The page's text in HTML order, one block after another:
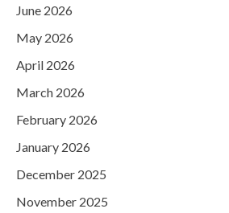
June 2026
May 2026
April 2026
March 2026
February 2026
January 2026
December 2025
November 2025